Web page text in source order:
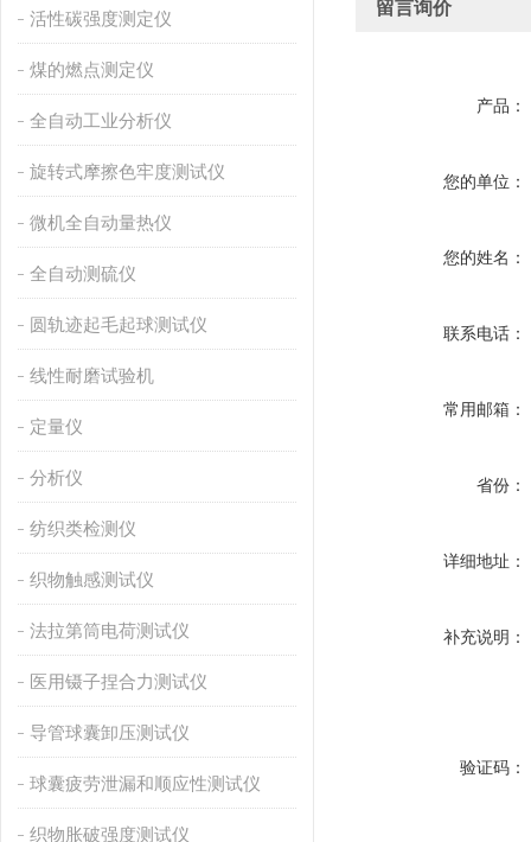
活性碳强度测定仪
煤的燃点测定仪
全自动工业分析仪
旋转式摩擦色牢度测试仪
微机全自动量热仪
全自动测硫仪
圆轨迹起毛起球测试仪
线性耐磨试验机
定量仪
分析仪
纺织类检测仪
织物触感测试仪
法拉第筒电荷测试仪
医用镊子捏合力测试仪
导管球囊卸压测试仪
球囊疲劳泄漏和顺应性测试仪
织物胀破强度测试仪
留言询价
产品：
您的单位：
您的姓名：
联系电话：
常用邮箱：
省份：
详细地址：
补充说明：
验证码：